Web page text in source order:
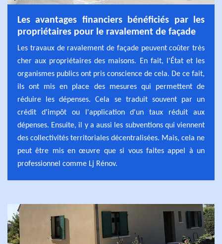
Les avantages financiers bénéficiés par les
propriétaires pour le ravalement de façade
Les travaux de ravalement de façade peuvent coûter très
cher aux propriétaires des maisons. En fait, l'État et les
organismes publics ont pris conscience de cela. De ce fait,
ils ont mis en place des mesures qui permettent de
réduire les dépenses. Cela se traduit souvent par un
crédit d'impôt ou l'application d'un taux réduit aux
dépenses. Ensuite, il y a aussi les subventions qui viennent
des collectivités territoriales décentralisées. Mais, cela ne
peut être mis en œuvre que si vous faites appel à un
professionnel comme Lj Rénov.